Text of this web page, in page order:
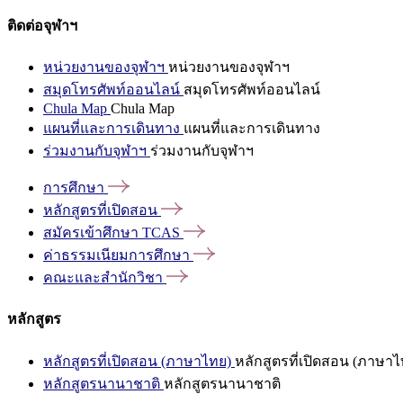
ติดต่อจุฬาฯ
หน่วยงานของจุฬาฯ หน่วยงานของจุฬาฯ
สมุดโทรศัพท์ออนไลน์ สมุดโทรศัพท์ออนไลน์
Chula Map Chula Map
แผนที่และการเดินทาง แผนที่และการเดินทาง
ร่วมงานกับจุฬาฯ ร่วมงานกับจุฬาฯ
การศึกษา
หลักสูตรที่เปิดสอน
สมัครเข้าศึกษา TCAS
ค่าธรรมเนียมการศึกษา
คณะและสำนักวิชา
หลักสูตร
หลักสูตรที่เปิดสอน (ภาษาไทย) หลักสูตรที่เปิดสอน (ภาษาไ
หลักสูตรนานาชาติ หลักสูตรนานาชาติ